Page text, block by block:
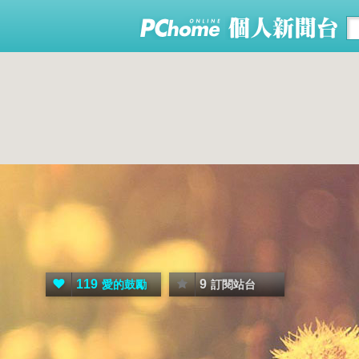
119 愛的鼓勵 9 訂閱站台